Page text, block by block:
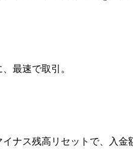
最速で取引。
イナス残高リセットで、 入金